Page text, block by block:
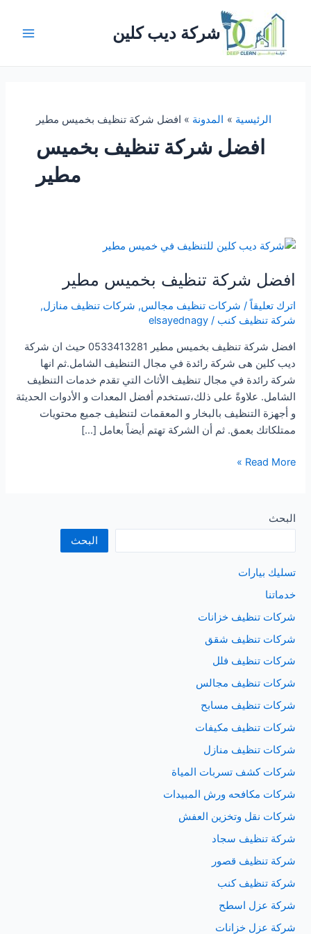
شركة ديب كلين
الرئيسية المدونة افضل شركة تنظيف بخميس مطير
افضل شركة تنظيف بخميس
مطير
افضل شركة تنظيف بخميس مطير
اترك تعليقاً / شركات تنظيف مجالس, شركات تنظيف منازل,
شركة تنظيف كنب /
elsayednagy
افضل شركة تنظيف بخميس مطير 0533413281 حيث ان شركة
ديب كلين هى شركة رائدة في مجال التنظيف الشامل.ثم انها
شركة رائدة في مجال تنظيف الأثاث التي تقدم خدمات التنظيف
الشامل. علاوةً على ذلك،تستخدم أفضل المعدات و الأدوات الحديثة
و أجهزة التنظيف بالبخار و المعقمات لتنظيف جميع محتويات
ممتلكاتك بعمق. ثم أن الشركة تهتم أيضاً بعامل […]
افضل
بخميس
مطير
Read More »
البحث
البحث
تسليك بيارات
خدماتنا
شركات تنظيف خزانات
شركات تنظيف شقق
شركات تنظيف فلل
شركات تنظيف مجالس
شركات تنظيف مسابح
شركات تنظيف مكيفات
شركات تنظيف منازل
شركات كشف تسربات المياة
شركات مكافحه ورش المبيدات
شركات نقل وتخزين العفش
شركة تنظيف سجاد
شركة تنظيف قصور
شركة تنظيف كنب
شركة عزل اسطح
شركة عزل خزانات